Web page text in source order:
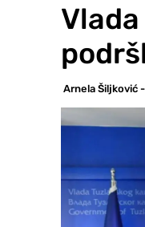
Arnela Šiljković